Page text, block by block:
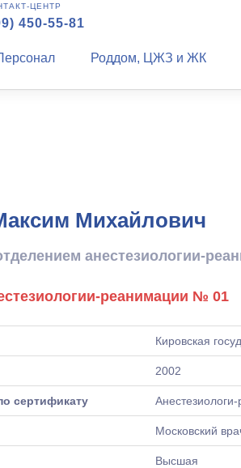
ЦЕНТР
450-55-81
Роддом, ЦЖЗ и ЖК
Михайлович
анестезиологии-
реанимации № 01
Кировская
2002
сертификату
Московский
Высшая